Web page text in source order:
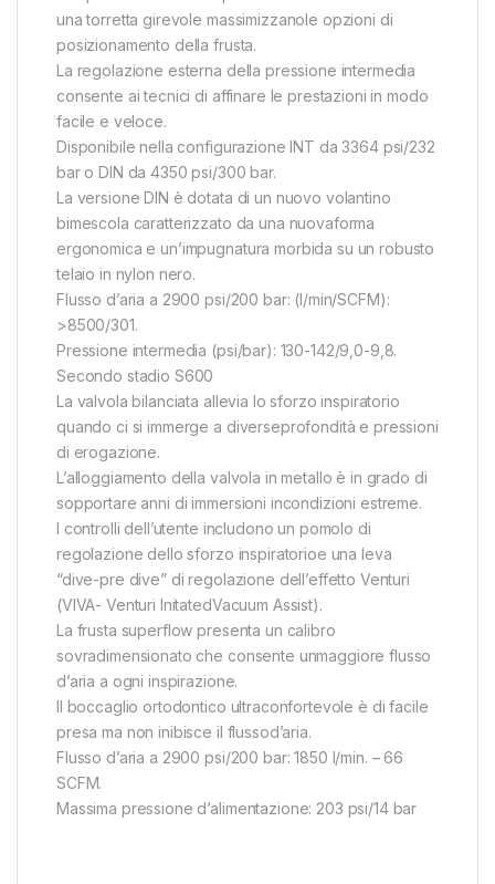
una torretta girevole massimizzanole opzioni di
posizionamento della frusta.
La regolazione esterna della pressione intermedia
consente ai tecnici di affinare le prestazioni in modo
facile e veloce.
Disponibile nella configurazione INT da 3364 psi/232
bar o DIN da 4350 psi/300 bar.
La versione DIN è dotata di un nuovo volantino
bimescola caratterizzato da una nuovaforma
ergonomica e un’impugnatura morbida su un robusto
telaio in nylon nero.
Flusso d’aria a 2900 psi/200 bar: (l/min/SCFM):
>8500/301.
Pressione intermedia (psi/bar): 130-142/9,0-9,8.
Secondo stadio S600
La valvola bilanciata allevia lo sforzo inspiratorio
quando ci si immerge a diverseprofondità e pressioni
di erogazione.
L’alloggiamento della valvola in metallo è in grado di
sopportare anni di immersioni incondizioni estreme.
I controlli dell’utente includono un pomolo di
regolazione dello sforzo inspiratorioe una leva
“dive-pre dive” di regolazione dell’effetto Venturi
(VIVA- Venturi InitatedVacuum Assist).
La frusta superflow presenta un calibro
sovradimensionato che consente unmaggiore flusso
d’aria a ogni inspirazione.
Il boccaglio ortodontico ultraconfortevole è di facile
presa ma non inibisce il flussod’aria.
Flusso d’aria a 2900 psi/200 bar: 1850 l/min. – 66
SCFM.
Massima pressione d’alimentazione: 203 psi/14 bar